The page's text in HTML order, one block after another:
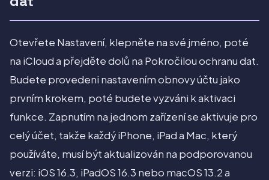
Otevřete Nastavení, klepněte na své jméno, poté
na iCloud a přejděte dolů na Pokročilou ochranu dat.
Budete provedeni nastavením obnovy účtu jako
prvním krokem, poté budete vyzváni k aktivaci
funkce. Zapnutím na jednom zařízení se aktivuje pro
celý účet, takže každý iPhone, iPad a Mac, který
používáte, musí být aktualizován na podporovanou
verzi: iOS 16.3, iPadOS 16.3 nebo macOS 13.2 a